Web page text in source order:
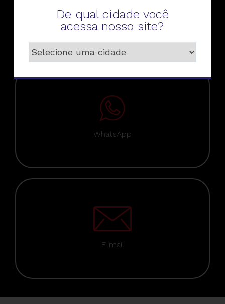
Telefone
WhatsApp
E-mail
De qual cidade você
acessa nosso site?